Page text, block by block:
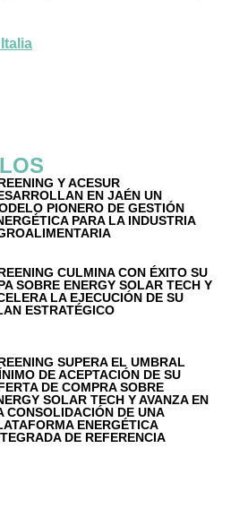
Y ACESUR
EN JAÉN UN
PIONERO DE GESTIÓN
PARA LA INDUSTRIA
CULMINA CON ÉXITO SU
SOBRE ENERGY SOLAR TECH Y
LA EJECUCIÓN DE SU
ESTRATÉGICO
SUPERA EL UMBRAL
DE ACEPTACIÓN DE SU
DE COMPRA SOBRE
SOLAR TECH Y AVANZA EN
CONSOLIDACIÓN DE UNA
ENERGÉTICA
DE REFERENCIA